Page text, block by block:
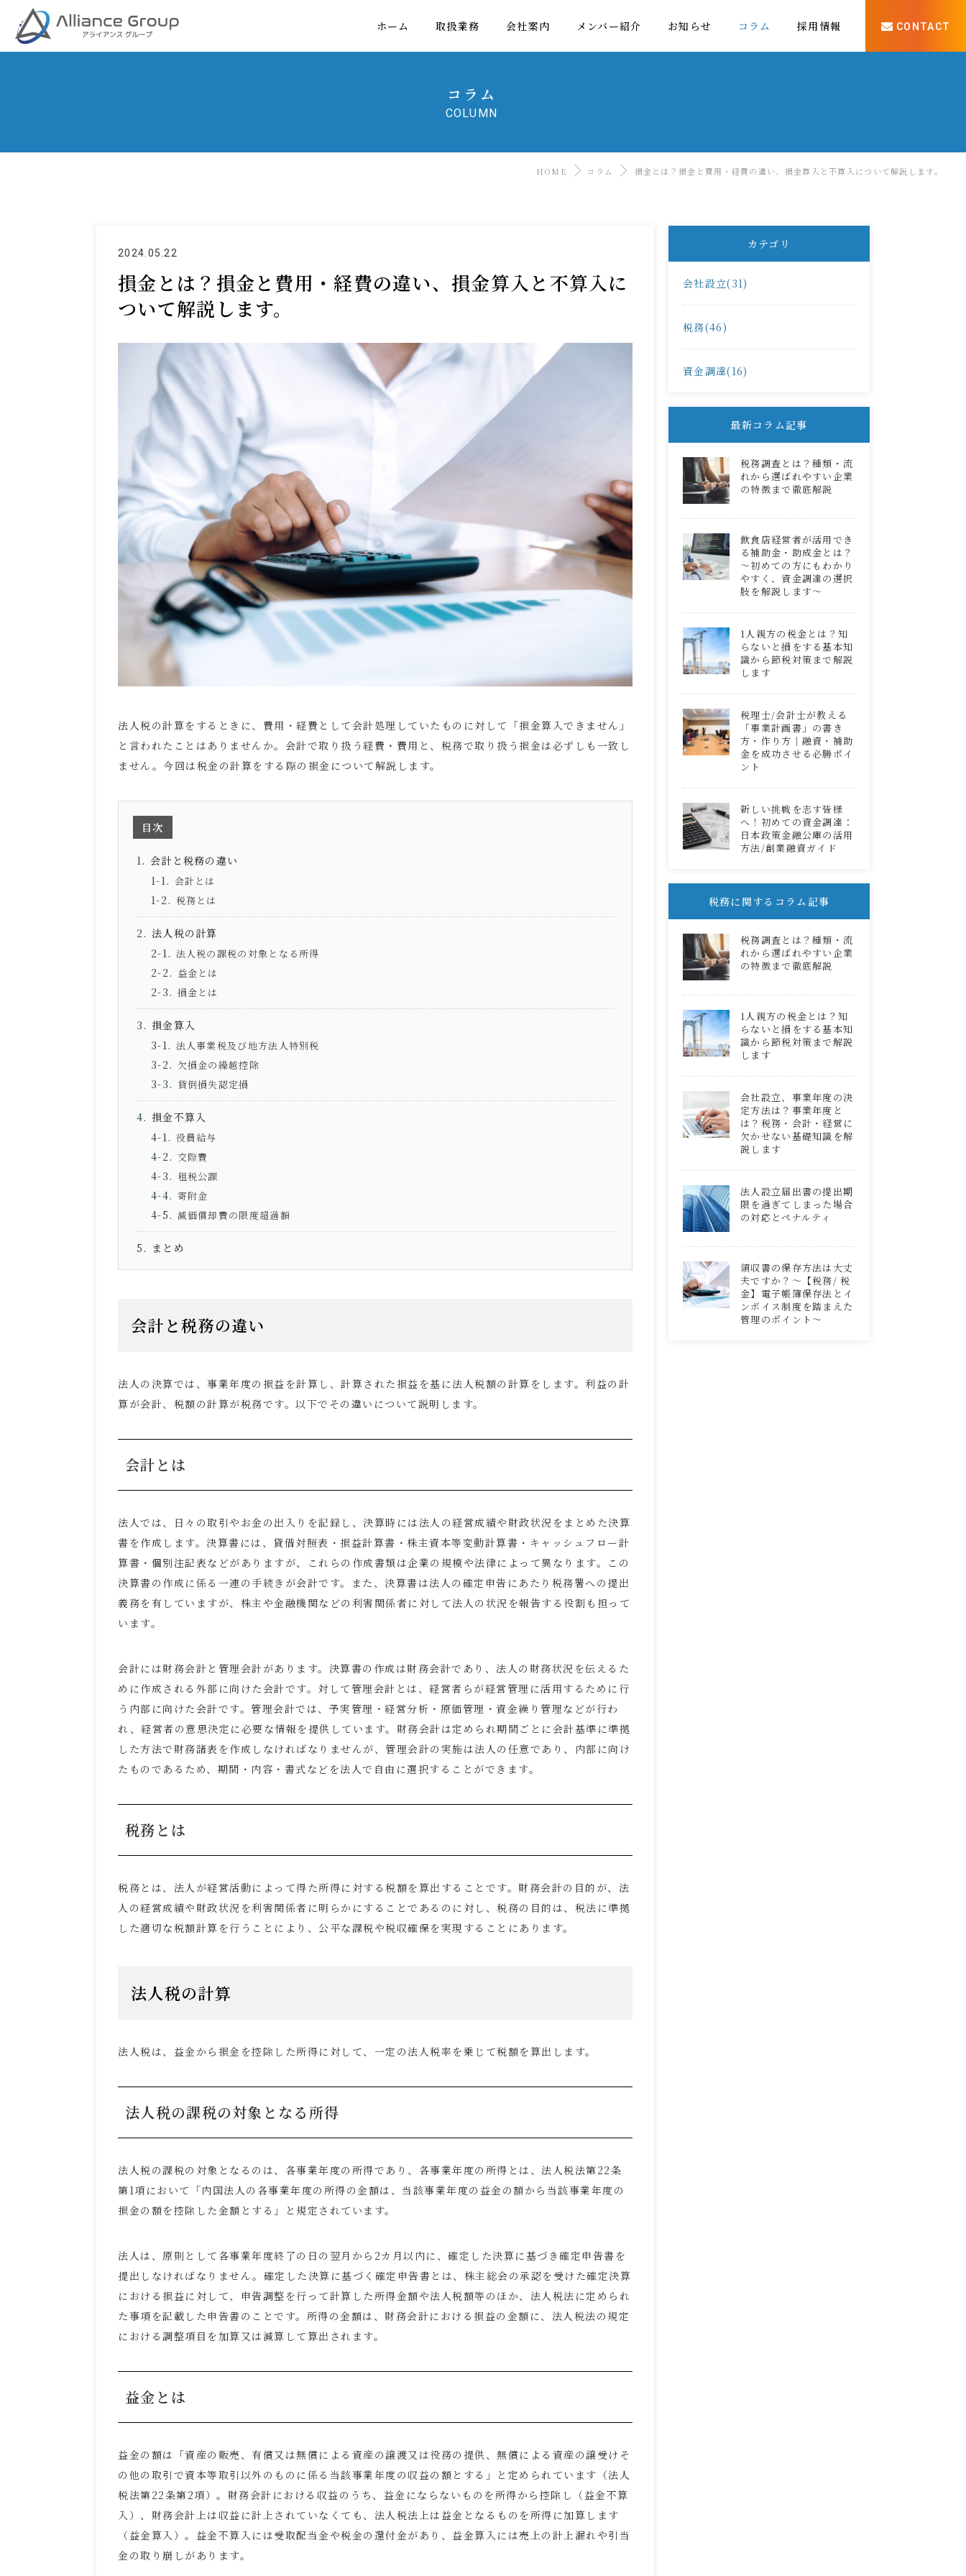
ホーム 取扱業務 会社案内 メンバー紹介 お知らせ コラム 採用情報 CONTACT
コラム
COLUMN
HOME コラム 損金とは？損金と費用・経費の違い、損金算入と不算入について解説します。
2024.05.22
損金とは？損金と費用・経費の違い、損金算入と不算入に
ついて解説します。
法人税の計算をするときに、費用・経費として会計処理していたものに対して「損金算入できません」
と言われたことはありませんか。会計で取り扱う経費・費用と、税務で取り扱う損金は必ずしも一致し
ません。今回は税金の計算をする際の損金について解説します。
目次
会計と税務の違い
会計とは
税務とは
法人税の計算
法人税の課税の対象となる所得
益金とは
損金とは
損金算入
法人事業税及び地方法人特別税
欠損金の繰越控除
貸倒損失認定損
損金不算入
役員給与
交際費
租税公課
寄附金
減価償却費の限度超過額
まとめ
会計と税務の違い
法人の決算では、事業年度の損益を計算し、計算された損益を基に法人税額の計算をします。利益の計
算が会計、税額の計算が税務です。以下でその違いについて説明します。
会計とは
法人では、日々の取引やお金の出入りを記録し、決算時には法人の経営成績や財政状況をまとめた決算
書を作成します。決算書には、貸借対照表・損益計算書・株主資本等変動計算書・キャッシュフロー計
算書・個別注記表などがありますが、これらの作成書類は企業の規模や法律によって異なります。この
決算書の作成に係る一連の手続きが会計です。また、決算書は法人の確定申告にあたり税務署への提出
義務を有していますが、株主や金融機関などの利害関係者に対して法人の状況を報告する役割も担って
います。
会計には財務会計と管理会計があります。決算書の作成は財務会計であり、法人の財務状況を伝えるた
めに作成される外部に向けた会計です。対して管理会計とは、経営者らが経営管理に活用するために行
う内部に向けた会計です。管理会計では、予実管理・経営分析・原価管理・資金繰り管理などが行わ
れ、経営者の意思決定に必要な情報を提供しています。財務会計は定められ期間ごとに会計基準に準拠
した方法で財務諸表を作成しなければなりませんが、管理会計の実施は法人の任意であり、内部に向け
たものであるため、期間・内容・書式などを法人で自由に選択することができます。
税務とは
税務とは、法人が経営活動によって得た所得に対する税額を算出することです。財務会計の目的が、法
人の経営成績や財政状況を利害関係者に明らかにすることであるのに対し、税務の目的は、税法に準拠
した適切な税額計算を行うことにより、公平な課税や税収確保を実現することにあります。
法人税の計算
法人税は、益金から損金を控除した所得に対して、一定の法人税率を乗じて税額を算出します。
法人税の課税の対象となる所得
法人税の課税の対象となるのは、各事業年度の所得であり、各事業年度の所得とは、法人税法第22条
第1 項において「内国法人の各事業年度の所得の金額は、当該事業年度の益金の額から当該事業年度の
損金の額を控除した金額とする」と規定されています。
法人は、原則として各事業年度終了の日の翌月から 2カ月以内に、確定した決算に基づき確定申告書を
提出しなければなりません。確定した決算に基づく確定申告書とは、株主総会の承認を受けた確定決算
における損益に対して、申告調整を行って計算した所得金額や法人税額等のほか、法人税法に定められ
た事項を記載した申告書のことです。所得の金額は、財務会計における損益の金額に、法人税法の規定
における調整項目を加算又は減算して算出されます。
益金とは
益金の額は「資産の販売、有償又は無償による資産の譲渡又は役務の提供、無償による資産の譲受けそ
の他の取引で資本等取引以外のものに係る当該事業年度の収益の額とする」と定められています（法人
税法第22条第2項）。財務会計における収益のうち、益金にならないものを所得から控除し（益金不算
入）、財務会計上は収益に計上されていなくても、法人税法上は益金となるものを所得に加算します
（益金算入）。益金不算入には受取配当金や税金の還付金があり、益金算入には売上の計上漏れや引当
金の取り崩しがあります。
カテゴリ
会社設立(31)
税務(46)
資金調達(16)
最新コラム記事
税務調査とは？種類・流
れから選ばれやすい企業
の特徴まで徹底解説
飲食店経営者が活用でき
る補助金・助成金とは？
～初めての方にもわかり
やすく、資金調達の選択
肢を解説します～
1人親方の税金とは？知
らないと損をする基本知
識から節税対策まで解説
します
税理士/会計士が教える
「事業計画書」の書き
方・作り方｜融資・補助
金を成功させる必勝ポイ
ント
新しい挑戦を志す皆様
へ！初めての資金調達：
日本政策金融公庫の活用
方法/創業融資ガイド
税務に関するコラム記事
税務調査とは？種類・流
れから選ばれやすい企業
の特徴まで徹底解説
1人親方の税金とは？知
らないと損をする基本知
識から節税対策まで解説
します
会社設立、事業年度の決
定方法は？事業年度と
は？税務・会計・経営に
欠かせない基礎知識を解
説します
法人設立届出書の提出期
限を過ぎてしまった場合
の対応とペナルティ
領収書の保存方法は大丈
夫ですか？～【税務/ 税
金】電子帳簿保存法とイ
ンボイス制度を踏まえた
管理のポイント～